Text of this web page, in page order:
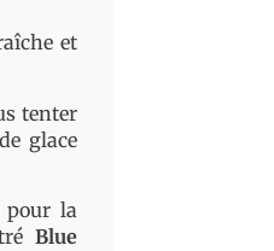
et
tenter
glace
pour la
Blue